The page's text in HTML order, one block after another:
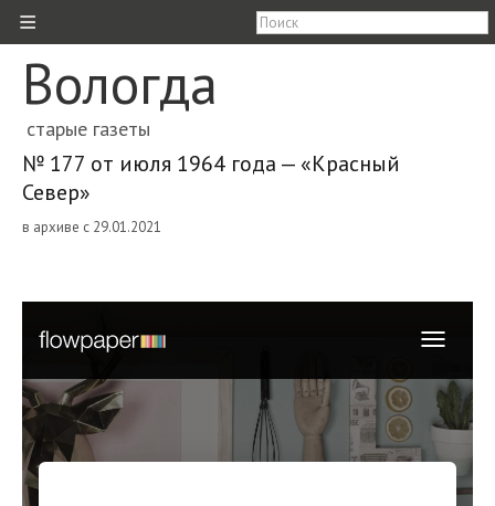
≡
Вологда
старые газеты
№ 177 от июля 1964 года — «Красный
Север»
в архиве с 29.01.2021